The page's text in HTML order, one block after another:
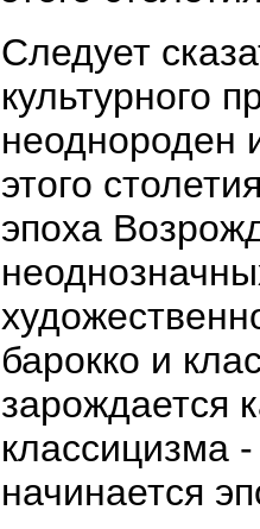
Следует
культурного
неоднороден
этого
эпоха
барокко и
зарождается
классицизма
начинается